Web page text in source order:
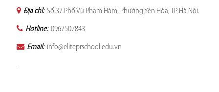
Địa chỉ: Số 37 Phố Vũ Phạm Hàm, Phường Yên Hòa, TP Hà Nội.
Hotline: 0967507843
Email: info@eliteprschool.edu.vn